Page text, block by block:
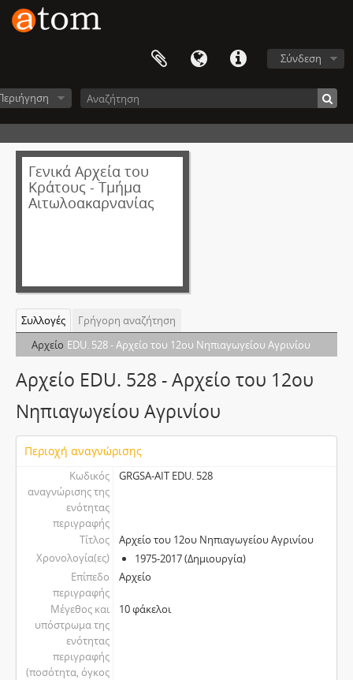
Σύνδεση
Γενικά Αρχεία του
Κράτους - Τμήμα
Αιτωλοακαρνανίας
Συλλογές
Γρήγορη αναζήτηση
Αρχείο EDU. 528 - Αρχείο του 12ου Νηπιαγωγείου Αγρινίου
Αρχείο EDU. 528 - Αρχείο του 12ου
Νηπιαγωγείου Αγρινίου
Περιοχή αναγνώρισης
Κωδικός
αναγνώρισης της
ενότητας
περιγραφής
GRGSA-AIT EDU. 528
Τίτλος
Αρχείο του 12ου Νηπιαγωγείου Αγρινίου
Χρονολογία(ες)
1975-2017 (Δημιουργία)
Επίπεδο
περιγραφής
Αρχείο
Μέγεθος και
υπόστρωμα της
ενότητας
περιγραφής
(ποσότητα, όγκος
10 φάκελοι